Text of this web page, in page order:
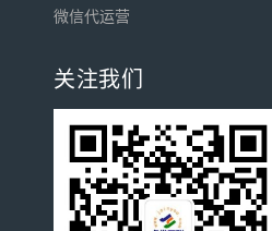
微信代运营
关注我们